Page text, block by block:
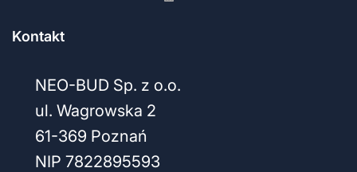
Kontakt
NEO-BUD Sp. z o.o.
ul. Wagrowska 2
61-369 Poznań
NIP 7822895593